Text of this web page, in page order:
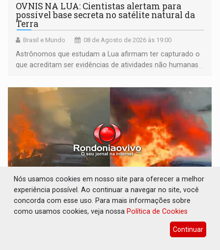
OVNIS NA LUA: Cientistas alertam para
possível base secreta no satélite natural da
Terra
Brasil e Mundo 08 de Agosto de 2026 às 19:00
Astrônomos que estudam a Lua afirmam ter capturado o
que acreditam ser evidências de atividades não humanas
órbita
ACABOU COM PEUGEOT: Incêndio destrói
carro que era rebocado para oficina no
Nós usamos cookies em nosso site para oferecer a melhor
experiência possível. Ao continuar a navegar no site, você
concorda com esse uso. Para mais informações sobre
como usamos cookies, veja nossa Política de Cookies
Continuar